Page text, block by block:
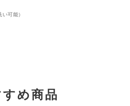
可能）
め商品